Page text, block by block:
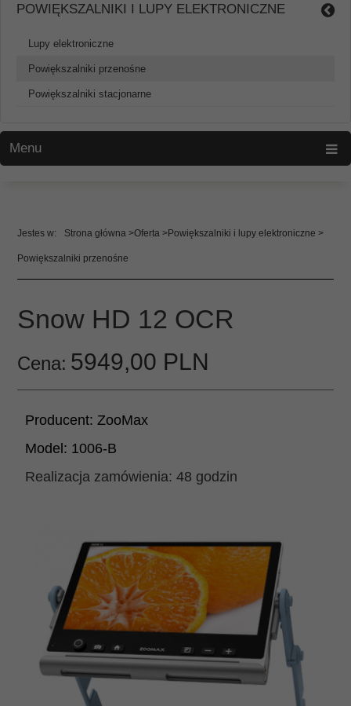
POWIĘKSZALNIKI I LUPY ELEKTRONICZNE
Lupy elektroniczne
Powiększalniki przenośne
Powiększalniki stacjonarne
Menu
Strona główna Oferta Powiększalniki i lupy elektroniczne
Powiększalniki przenośne
Snow HD 12 OCR
Cena: 5949,00 PLN
Producent: ZooMax
Model: 1006-B
Realizacja zamówienia:48 godzin